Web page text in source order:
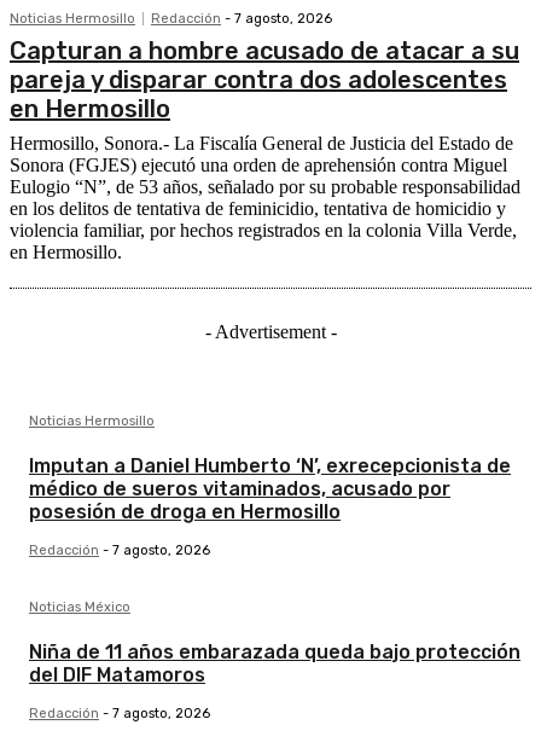
Noticias Hermosillo Redacción - 7 agosto, 2026
Capturan a hombre acusado de atacar a su
pareja y disparar contra dos adolescentes
en Hermosillo
Hermosillo, Sonora.- La Fiscalía General de Justicia del Estado de
Sonora (FGJES) ejecutó una orden de aprehensión contra Miguel
Eulogio “N”, de 53 años, señalado por su probable responsabilidad
en los delitos de tentativa de feminicidio, tentativa de homicidio y
violencia familiar, por hechos registrados en la colonia Villa Verde,
en Hermosillo.
- Advertisement -
Noticias Hermosillo
Imputan a Daniel Humberto ‘N’, exrecepcionista de
médico de sueros vitaminados, acusado por
posesión de droga en Hermosillo
Redacción - 7 agosto, 2026
Noticias México
Niña de 11 años embarazada queda bajo protección
del DIF Matamoros
Redacción - 7 agosto, 2026